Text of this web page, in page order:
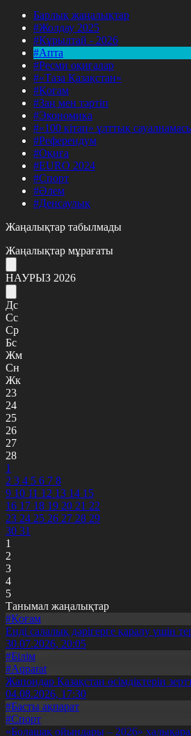
Барлық жаңалықтар
#Жолдау 2025
#Құрылтай - 2026
#Апта
#Ресми оқиғалар
#«Таза Қазақстан»
#Қоғам
#Заң мен тәртіп
#Экономика
#«100 кітап» ұлттық
#Референдум
#Оқиға
#EURO 2024
#Спорт
#Әлем
#Денсаулық
Жаңалықтар табылмады
Жаңалықтар мұрағаты
НАУРЫЗ 2026
Дс
Сс
Ср
Бс
Жм
Сн
Жк
23
24
25
26
27
28
1
2 3 4 5 6 7 8
9 10 11 12 13 14 15
16 17 18 19 20 21 22
23 24 25 26 27 28 29
30 31
1
2
3
4
5
Танымал жаңалықтар
#Қоғам
Енді салалық дәрігерге қаралу үшін
30.07.2026, 20:05
#Білім
#Aqparat
Жапондар Қазақстан өсімдіктерін
04.08.2026, 17:30
#Басты ақпарат
#Спорт
«Болашақ ойындары – 2026»